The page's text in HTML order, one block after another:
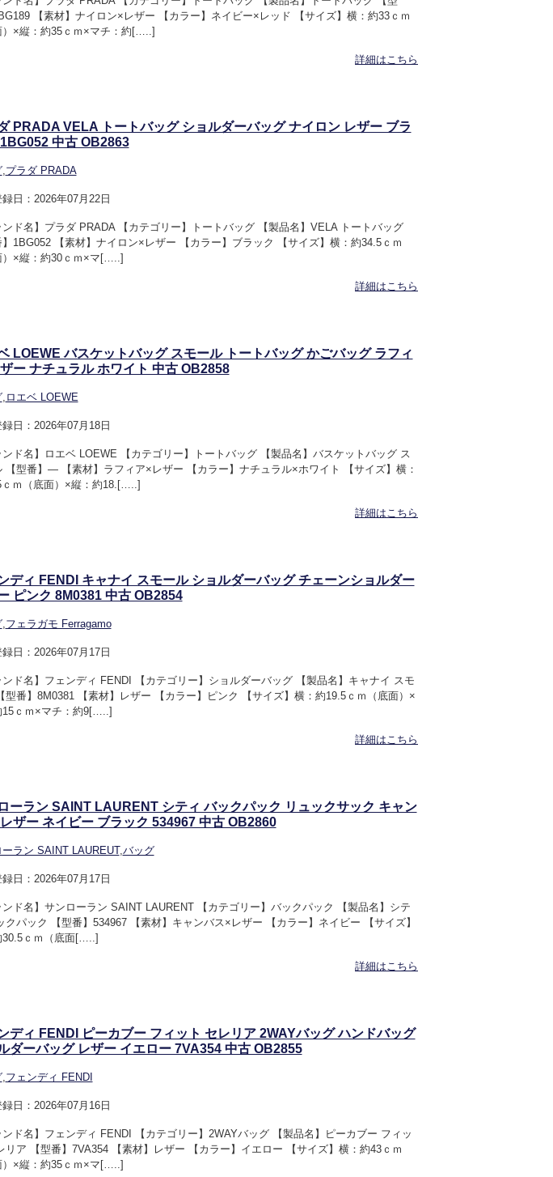
【素材】ナイロン×レザー 【カラー】ネイビー×レッド 【サイズ】横：約33ｃｍ
）×縦：約35ｃｍ×マチ：約[…..]
詳細はこちら
PRADA VELA トートバッグ ショルダーバッグ ナイロン レザー ブラ
中古 OB2863
,プラダ PRADA
日：2026年07月22日
ンド名】プラダ PRADA 【カテゴリー】トートバッグ 【製品名】VELA トートバッグ
】1BG052 【素材】ナイロン×レザー 【カラー】ブラック 【サイズ】横：約34.5ｃｍ
）×縦：約30ｃｍ×マ[…..]
詳細はこちら
LOEWE バスケットバッグ スモール トートバッグ かごバッグ ラフィ
ー ナチュラル ホワイト 中古 OB2858
, ロエベ LOEWE
日：2026年07月18日
ンド名】ロエベ LOEWE 【カテゴリー】トートバッグ 【製品名】バスケットバッグ ス
【型番】― 【素材】ラフィア×レザー 【カラー】ナチュラル×ホワイト 【サイズ】横：
ｃｍ（底面）×縦：約18.[…..]
詳細はこちら
ディ FENDI キャナイ スモール ショルダーバッグ チェーンショルダー
ピンク 8M0381 中古 OB2854
,フェラガモ Ferragamo
日：2026年07月17日
ンド名】フェンディ FENDI 【カテゴリー】ショルダーバッグ 【製品名】キャナイ スモ
型番】8M0381 【素材】レザー 【カラー】ピンク 【サイズ】横：約19.5ｃｍ（底面）×
15ｃｍ×マチ：約9[…..]
詳細はこちら
ーラン SAINT LAURENT シティ バックパック リュックサック キャン
ザー ネイビー ブラック 534967 中古 OB2860
ラン SAINT LAUREUT,バッグ
日：2026年07月17日
ンド名】サンローラン SAINT LAURENT 【カテゴリー】バックパック 【製品名】シテ
クパック 【型番】534967 【素材】キャンバス×レザー 【カラー】ネイビー 【サイズ】
30.5ｃｍ（底面[…..]
詳細はこちら
ディ FENDI ピーカブー フィット セレリア 2WAYバッグ ハンドバッグ
ダーバッグ レザー イエロー 7VA354 中古 OB2855
,フェンディ FENDI
日：2026年07月16日
ンド名】フェンディ FENDI 【カテゴリー】2WAYバッグ 【製品名】ピーカブー フィッ
リア 【型番】7VA354 【素材】レザー 【カラー】イエロー 【サイズ】横：約43ｃｍ
）×縦：約35ｃｍ×マ[…..]